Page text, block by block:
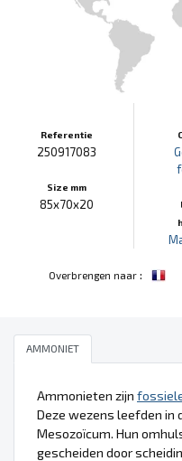
Referentie
250917083
Size mm
85x70x20
Overbrengen naar:
AMMONIET
Ammonieten zijn
Deze wezens leefden in
Mesozoïcum. Hun
gescheiden door